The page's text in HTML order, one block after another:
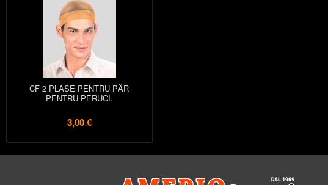
CF 2 PLASE PENTRU PĂR
PENTRU PERUCI.
3,00 €